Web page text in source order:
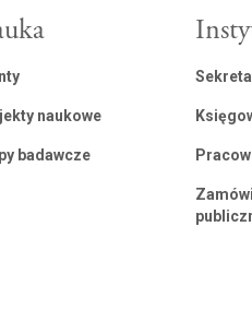
naukowe
badawcze